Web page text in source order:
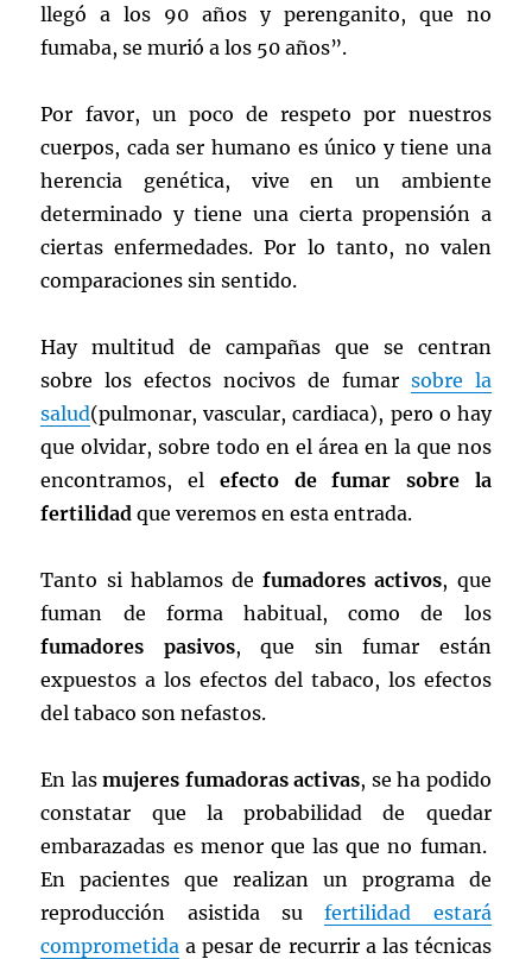
llegó a los 90 años y perenganito, que no
fumaba, se murió a los 50 años”.
Por favor, un poco de respeto por nuestros
cuerpos, cada ser humano es único y tiene una
herencia genética, vive en un ambiente
determinado y tiene una cierta propensión a
ciertas enfermedades. Por lo tanto, no valen
comparaciones sin sentido.
Hay multitud de campañas que se centran
sobre los efectos nocivos de fumar sobre la
salud(pulmonar, vascular, cardiaca), pero o hay
que olvidar, sobre todo en el área en la que nos
encontramos, el efecto de fumar sobre la
fertilidad que veremos en esta entrada.
Tanto si hablamos defumadores activos, que
fuman de forma habitual, como de los
fumadores pasivos, que sin fumar están
expuestos a los efectos del tabaco, los efectos
del tabaco son nefastos.
En lasmujeres fumadoras activas, se ha podido
constatar que la probabilidad de quedar
embarazadas es menor que las que no fuman.
En pacientes que realizan un programa de
reproducción asistida sufertilidad estará
comprometida a pesar de recurrir a las técnicas